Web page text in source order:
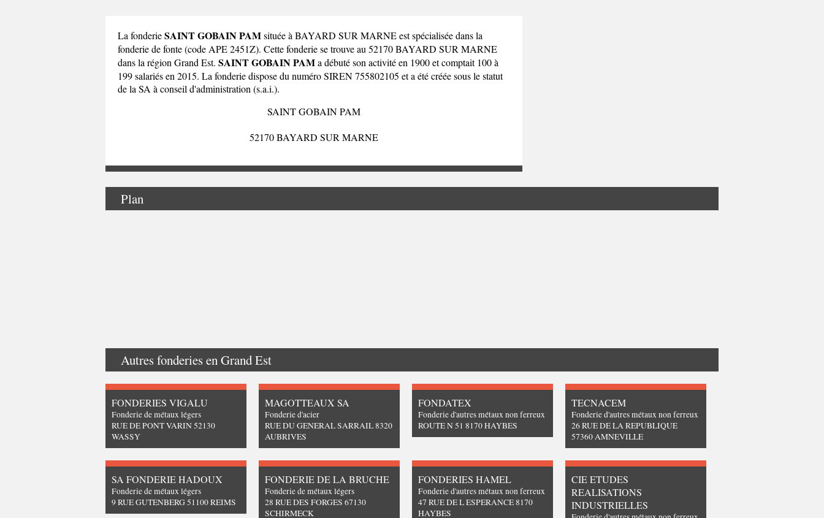
La fonderieSAINT GOBAIN PAMsituée à BAYARD SUR MARNE est spécialisée dans la
fonderie de fonte (code APE 2451Z). Cette fonderie se trouve au 52170 BAYARD SUR MARNE
dans la région Grand Est. SAINT GOBAIN PAMa débuté son activité en 1900 et comptait 100 à
199 salariés en 2015. La fonderie dispose du numéro SIREN 755802105 et a été créée sous le statut
de la SA à conseil d'administration (s.a.i.).
SAINT GOBAIN PAM
52170 BAYARD SUR MARNE
Plan
Autres fonderies en Grand Est
FONDERIES VIGALU
Fonderie de métaux légers
RUE DE PONT VARIN 52130
WASSY
MAGOTTEAUX SA
Fonderie d'acier
RUE DU GENERAL SARRAIL 8320
AUBRIVES
FONDATEX
Fonderie d'autres métaux non ferreux
ROUTE N 51 8170 HAYBES
TECNACEM
Fonderie d'autres métaux non ferreux
26 RUE DE LA REPUBLIQUE
57360 AMNEVILLE
SA FONDERIE HADOUX
Fonderie de métaux légers
9 RUE GUTENBERG 51100 REIMS
FONDERIE DE LA BRUCHE
Fonderie de métaux légers
28 RUE DES FORGES 67130
SCHIRMECK
FONDERIES HAMEL
Fonderie d'autres métaux non ferreux
47 RUE DE L ESPERANCE 8170
HAYBES
CIE ETUDES
REALISATIONS
INDUSTRIELLES